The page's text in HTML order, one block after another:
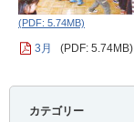
(PDF: 5.74MB)
3月 (PDF: 5.74MB)
カテゴリー